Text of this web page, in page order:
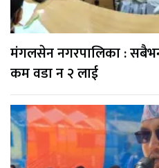
मंगलसेन नगरपालिका :
कम वडा न २ लाई